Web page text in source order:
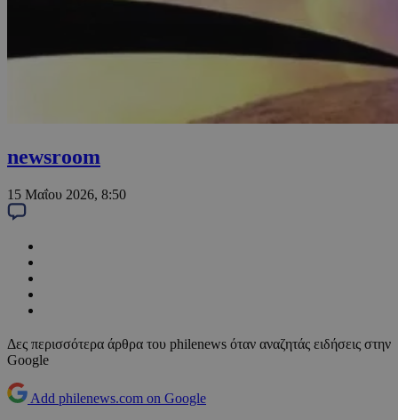
newsroom
15 Μαΐου 2026, 8:50
Δες περισσότερα άρθρα του philenews όταν αναζητάς ειδήσεις στην
Google
Add philenews.com on Google